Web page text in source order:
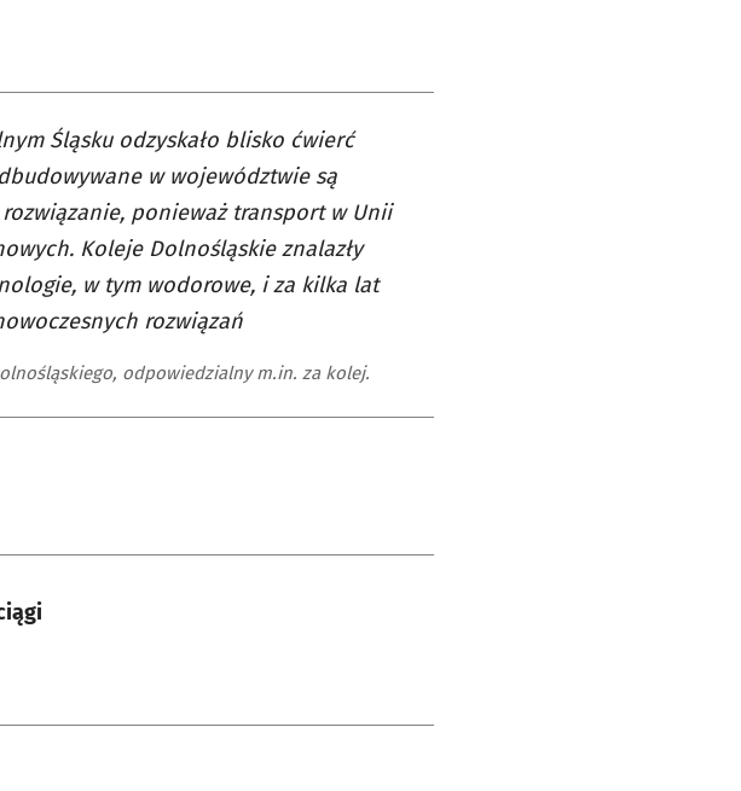
Śląsku odzyskało blisko ćwierć
w województwie są
ponieważ transport w Unii
Koleje Dolnośląskie znalazły
w tym wodorowe, i za kilka lat
rozwiązań
odpowiedzialny m.in. za kolej.